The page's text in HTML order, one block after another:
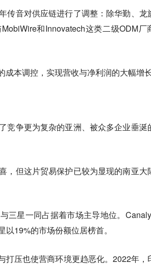
传音对供应链进行了调整：除华勤、龙
和Innovatech这类二级ODM厂
本调控，实现营收与净利润的大幅增长
竞争更为复杂的亚洲、被众多企业垂涎
但这片贸易保护已较为显现的南亚大
三星一同占据着市场主导地位。
19%的市场份额位居榜首。
打压也使营商环境更趋恶化。2022年，